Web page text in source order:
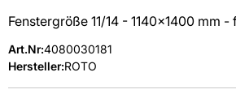
Fenstergröße 11/14 - 1140x1400 mm -
Art.Nr:4080030181
Hersteller:ROTO